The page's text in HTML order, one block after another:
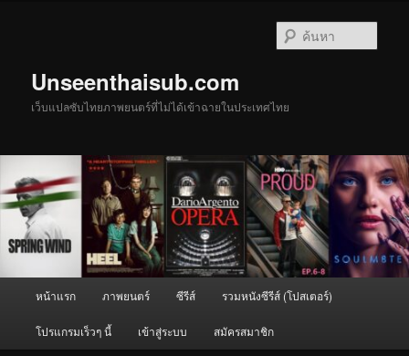
Unseenthaisub.com
เว็บแปลซับไทยภาพยนตร์ที่ไม่ได้เข้าฉายในประเทศไทย
หน้าแรก ภาพยนตร์ ซีรีส์ รวมหนังซีรีส์ (โปสเตอร์)
โปรแกรมเร็วๆ นี้ เข้าสู่ระบบ สมัครสมาชิก